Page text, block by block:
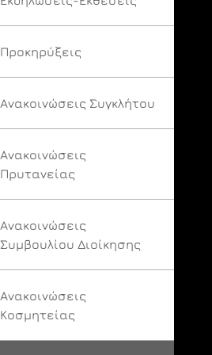
Προκηρύξεις
Ανακοινώσεις Συγκλήτου
Ανακοινώσεις
Πρυτανείας
Ανακοινώσεις
Συμβουλίου Διοίκησης
Ανακοινώσεις
Κοσμητείας